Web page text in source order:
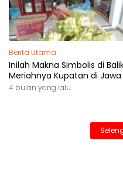
Berita Utama
Inilah Makna Simbolis di
Meriahnya Kupatan di Jawa
4 bulan yang lalu